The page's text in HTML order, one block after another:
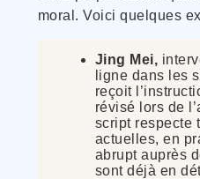
moral. Voici quelques
Jing Mei,
ligne dans les
reçoit
révisé lors de
script respecte
actuelles, en
abrupt auprès
sont déjà en